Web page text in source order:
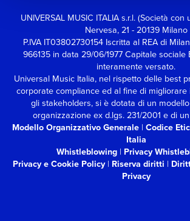
UNIVERSAL MUSIC ITALIA s.r.l. (Società
Nervesa, 21 - 20139 Milano
P.IVA IT03802730154 Iscritta al REA di
966135 in data 29/06/1977Capitale
interamente versato.
Universal Music Italia, nel rispetto delle best
corporate compliance ed al fine di
gli stakeholders,si è dotata di un
organizzazione ex d.lgs. 231/2001 e di
Modello Organizzativo Generale | Codice
Italia
Whistleblowing | Privacy
Privacy e Cookie Policy| Riserva diritti |
Privacy